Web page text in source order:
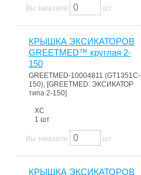
Вы заказали шт
КРЫШКА ЭКСИКАТОРОВ
GREETMED™ круглая 2-
150
GREETMED-10004811 (GT1351C-
150), [GREETMED: ЭКСИКАТОР
типа 2-150]
ХС
1 шт
Вы заказали шт
КРЫШКА ЭКСИКАТОРОВ